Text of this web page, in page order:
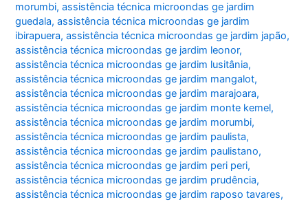
morumbi,assistência técnica microondas ge jardim
guedala,assistência técnica microondas ge jardim
ibirapuera,assistência técnica microondas ge jardim japão,
assistência técnica microondas ge jardim leonor,
assistência técnica microondas ge jardim lusitânia,
assistência técnica microondas ge jardim mangalot,
assistência técnica microondas ge jardim marajoara,
assistência técnica microondas ge jardim monte kemel,
assistência técnica microondas ge jardim morumbi,
assistência técnica microondas ge jardim paulista,
assistência técnica microondas ge jardim paulistano,
assistência técnica microondas ge jardim peri peri,
assistência técnica microondas ge jardim prudência,
assistência técnica microondas ge jardim raposo tavares,